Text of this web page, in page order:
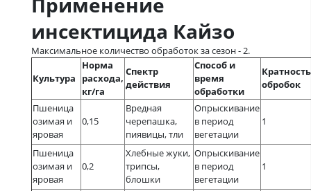
инсектицида Кайзо
Максимальное количество обработок за сезон - 2.
Культура
Норма
расхода,
кг/га
Спектр
действия
Способ и
время
обработки
Кратность
обробок
Пшеница
озимая и
яровая
0,15
Вредная
черепашка,
пиявицы, тли
Опрыскивание
в период
вегетации
1
Пшеница
озимая и
яровая
0,2
Хлебные жуки,
трипсы,
блошки
Опрыскивание
в период
вегетации
1